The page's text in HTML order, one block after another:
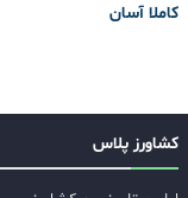
کاملا آسان
کشاورز پلاس